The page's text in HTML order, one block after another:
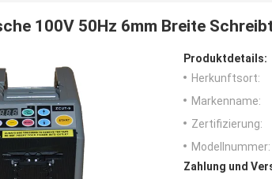
100V 50Hz 6mm Breite
Produktdetails:
Herkunftsort:
Markenname:
Zertifizierung:
Modellnummer:
Zahlung und